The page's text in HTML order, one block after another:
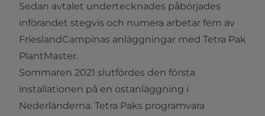
Sedan avtalet undertecknades påbörjades
införandet stegvis och numera arbetar fem av
FrieslandCampinas anläggningar med Tetra Pak
PlantMaster.
Sommaren 2021 slutfördes den första
installationen på en ostanläggning i
Nederländerna. Tetra Paks programvara